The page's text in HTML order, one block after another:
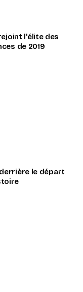
l'élite des
de 2019
le départ